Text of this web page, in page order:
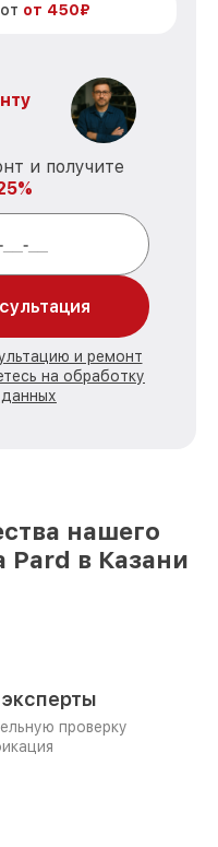
от 450₽
и получите
и ремонт
на обработку
нашего
Pard в Казани
проверку